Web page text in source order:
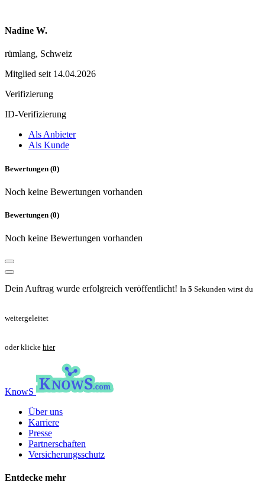
Nadine W.
rümlang, Schweiz
Mitglied seit 14.04.2026
Verifizierung
ID-Verifizierung
Als Anbieter
Als Kunde
Bewertungen (0)
Noch keine Bewertungen vorhanden
Bewertungen (0)
Noch keine Bewertungen vorhanden
Dein Auftrag wurde erfolgreich veröffentlicht! In 5 Sekunden wirst du
weitergeleitet
oder klicke hier
KnowS
Über uns
Karriere
Presse
Partnerschaften
Versicherungsschutz
Entdecke mehr